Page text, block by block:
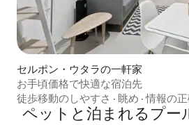
セルポン・ウタラの一軒家
お手頃価格で快適な宿泊先
徒歩移動のしやすさ · 眺め ·情報の正
ペットと泊まれるプー